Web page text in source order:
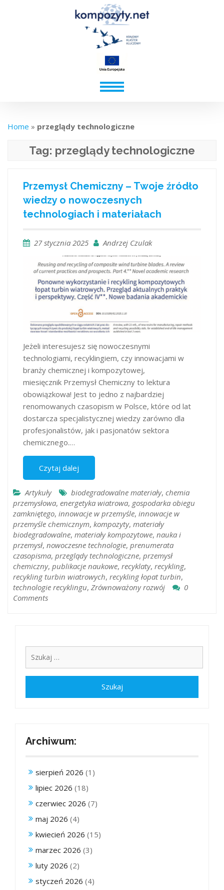
Home » przeglądy technologiczne
Tag: przeglądy technologiczne
Przemysł Chemiczny – Twoje źródło
wiedzy o nowoczesnych
technologiach i materiałach
27 stycznia 2025 Andrzej Czulak
Jeżeli interesujesz się nowoczesnymi
technologiami, recyklingiem, czy innowacjami w
branży chemicznej i kompozytowej,
miesięcznik Przemysł Chemiczny to lektura
obowiązkowa! Jest to jedno z najbardziej
renomowanych czasopism w Polsce, które od lat
dostarcza specjalistycznej wiedzy zarówno dla
profesjonalistów, jak i pasjonatów sektora
chemicznego.…
Czytaj dalej
Artykuły biodegradowalne materiały, chemia
przemysłowa, energetyka wiatrowa, gospodarka obiegu
zamkniętego, innowacje w przemyśle, innowacje w
przemyśle chemicznym, kompozyty, materiały
biodegradowalne, materiały kompozytowe, nauka i
przemysł, nowoczesne technologie, prenumerata
czasopisma, przeglądy technologiczne, przemysł
chemiczny, publikacje naukowe, recyklaty, recykling,
recykling turbin wiatrowych, recykling łopat turbin,
technologie recyklingu, Zrównoważony rozwój
0
Comments
Archiwum:
sierpień 2026 (1)
lipiec 2026 (18)
czerwiec 2026 (7)
maj 2026 (4)
kwiecień 2026 (15)
marzec 2026 (3)
luty 2026 (2)
styczeń 2026 (4)